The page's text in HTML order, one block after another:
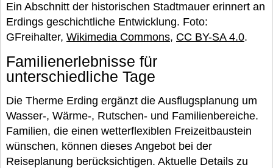
Ein Abschnitt der historischen Stadtmauer erinnert an
Erdings geschichtliche Entwicklung. Foto:
GFreihalter, Wikimedia Commons, CC BY-SA 4.0.
Familienerlebnisse für
unterschiedliche Tage
Die Therme Erding ergänzt die Ausflugsplanung um
Wasser-, Wärme-, Rutschen- und Familienbereiche.
Familien, die einen wetterflexiblen Freizeitbaustein
wünschen, können dieses Angebot bei der
Reiseplanung berücksichtigen. Aktuelle Details zu